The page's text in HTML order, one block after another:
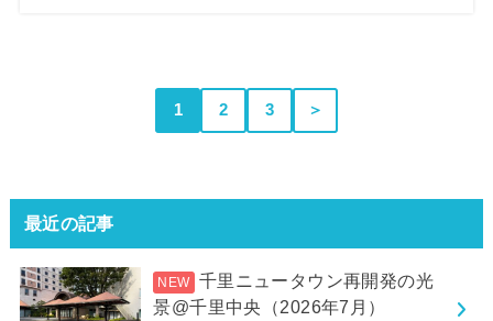
1 2 3 ＞
最近の記事
千里ニュータウン再開発の光
景@千里中央（2026年7月）